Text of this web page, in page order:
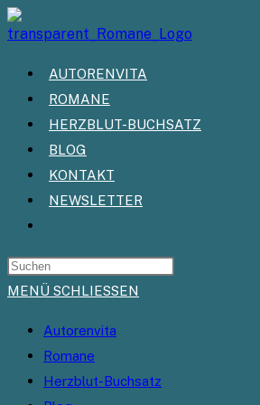
Zum
Inhalt
springenAUTORENVITA
ROMANE
HERZBLUT-BUCHSATZ
BLOG
KONTAKT
NEWSLETTER
UMSCHALTEN
MENÜ SCHLIESSEN
Autorenvita
Romane
Herzblut-Buchsatz